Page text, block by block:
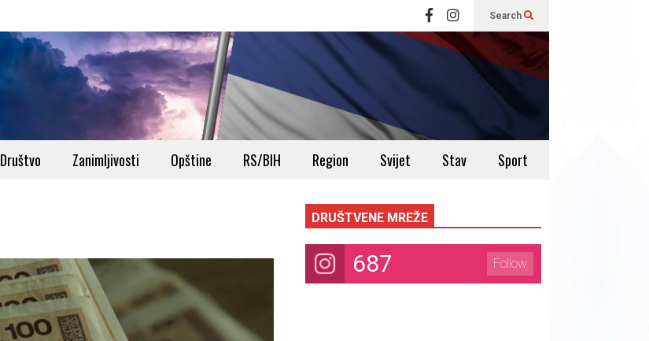
Search
Društvo Zanimljivosti Opštine RS/BIH Region Svijet Stav Sport
DRUŠTVENE MREŽE
687 Follow